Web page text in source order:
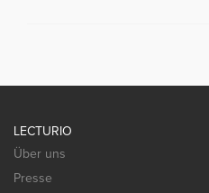
LECTURIO
Über uns
Presse